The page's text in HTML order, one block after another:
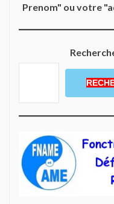
Prenom" ou votre